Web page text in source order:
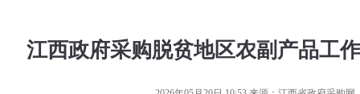
江西政府采购脱贫地区农副产品工